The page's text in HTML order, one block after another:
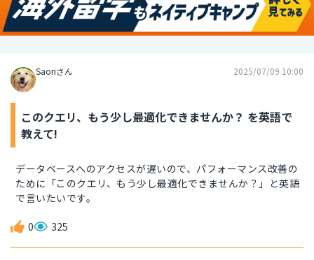
Saoriさん 2025/07/09 10:00
このクエリ、もう少し最適化できませんか？ を英語で
教えて!
データベースへのアクセスが遅いので、パフォーマンス改善の
ために「このクエリ、もう少し最適化できませんか？」と英語
で言いたいです。
0 325